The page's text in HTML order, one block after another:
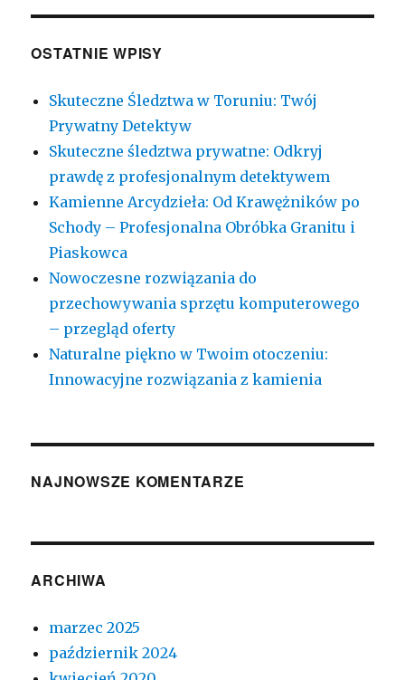
OSTATNIE WPISY
Skuteczne Śledztwa w Toruniu: Twój
Prywatny Detektyw
Skuteczne śledztwa prywatne: Odkryj
prawdę z profesjonalnym detektywem
Kamienne Arcydzieła: Od Krawężników po
Schody – Profesjonalna Obróbka Granitu i
Piaskowca
Nowoczesne rozwiązania do
przechowywania sprzętu komputerowego
– przegląd oferty
Naturalne piękno w Twoim otoczeniu:
Innowacyjne rozwiązania z kamienia
NAJNOWSZE KOMENTARZE
ARCHIWA
marzec 2025
październik 2024